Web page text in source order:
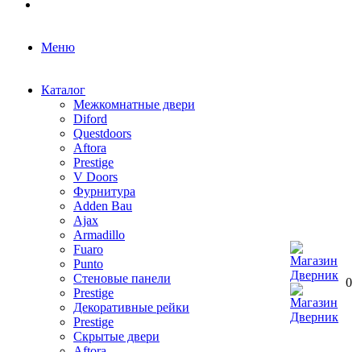
Меню
Каталог
Межкомнатные двери
Diford
Questdoors
Aftora
Prestige
V Doors
Фурнитура
Adden Bau
Ajax
Armadillo
Fuaro
Punto
Стеновые панели
Prestige
Декоративные рейки
Prestige
Скрытые двери
0